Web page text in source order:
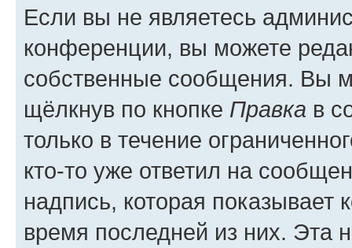
Если вы не являетесь
конференции, вы можете
собственные сообщения. Вы
щёлкнув по кнопке Правка в
только в течение
кто-то уже ответил на
надпись, которая показывает
время последней из них. Эта